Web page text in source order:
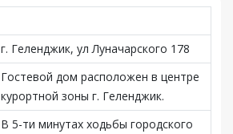
г. Геленджик, ул Луначарского 178
Гостевой дом расположен в центре
курортной зоны г. Геленджик.
В 5-ти минутах ходьбы городского